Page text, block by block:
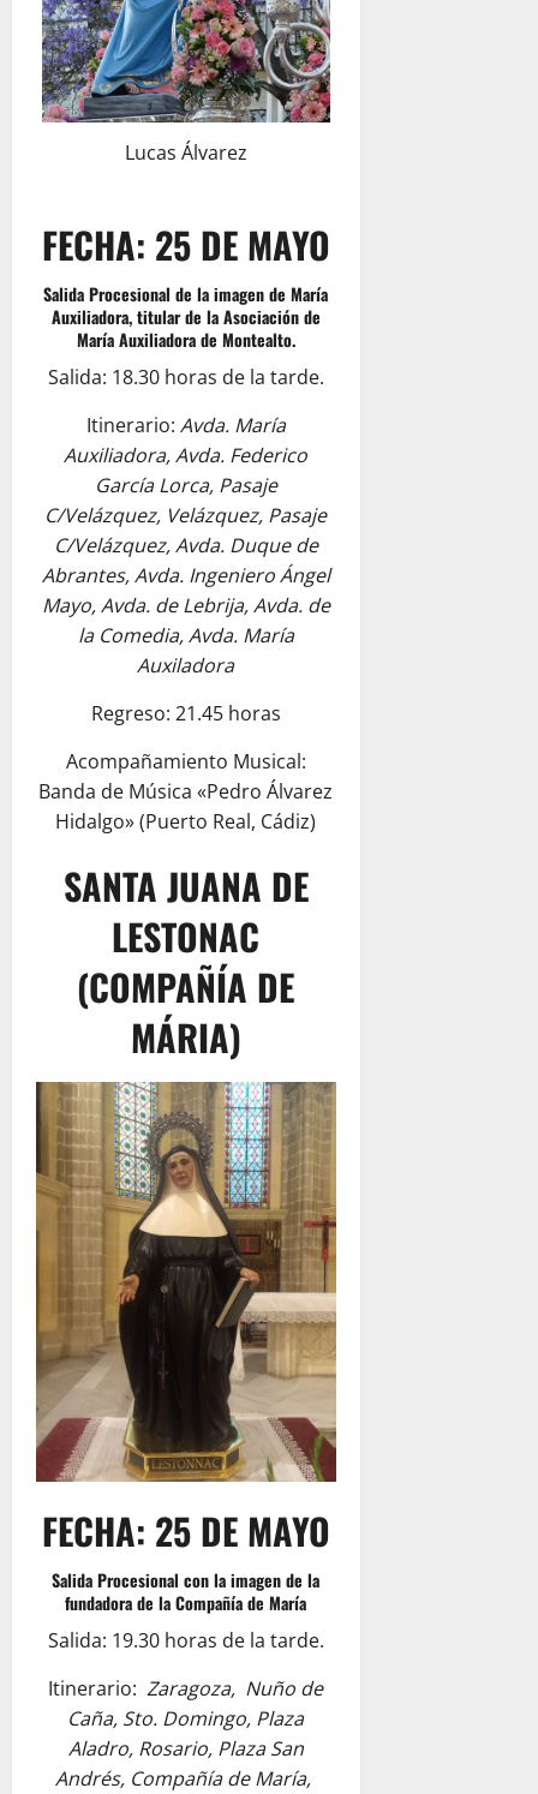
Lucas Álvarez
FECHA: 25 DE MAYO
Salida Procesional de la imagen de María
Auxiliadora, titular de la Asociación de
María Auxiliadora de Montealto.
Salida: 18.30 horas de la tarde.
Itinerario: Avda. María
Auxiliadora, Avda. Federico
García Lorca, Pasaje
C/Velázquez, Velázquez, Pasaje
C/Velázquez, Avda. Duque de
Abrantes, Avda. Ingeniero Ángel
Mayo, Avda. de Lebrija, Avda. de
la Comedia, Avda. María
Auxiladora
Regreso: 21.45 horas
Acompañamiento Musical:
Banda de Música «Pedro Álvarez
Hidalgo» (Puerto Real, Cádiz)
SANTA JUANA DE
LESTONAC
(COMPAÑÍA DE
MÁRIA)
FECHA: 25 DE MAYO
Salida Procesional con la imagen de la
fundadora de la Compañía de María
Salida: 19.30 horas de la tarde.
Itinerario:Zaragoza, Nuño de
Caña, Sto. Domingo, Plaza
Aladro, Rosario, Plaza San
Andrés, Compañía de María,